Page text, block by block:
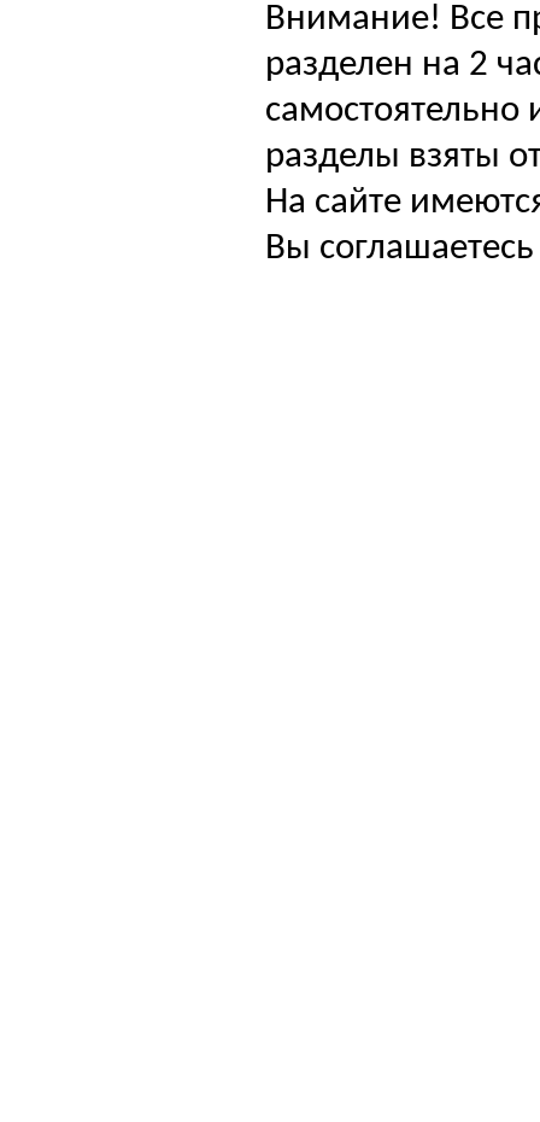
Внимание! Все
разделен на 2
самостоятельно
разделы взяты
На сайте
Вы